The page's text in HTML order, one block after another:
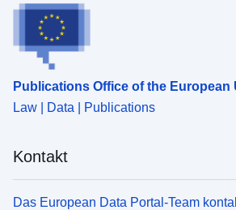
Publications Office of the European
Law | Data | Publications
Kontakt
Das European Data Portal-Team